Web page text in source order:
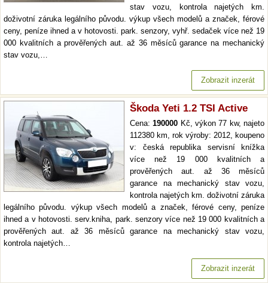
stav vozu, kontrola najetých km.
doživotní záruka legálního původu. výkup všech modelů a značek, férové
ceny, peníze ihned a v hotovosti. park. senzory, vyhř. sedaček více než 19
000 kvalitních a prověřených aut. až 36 měsíců garance na mechanický
stav vozu,…
Zobrazit inzerát
Škoda Yeti 1.2 TSI Active
Cena:190000 Kč, výkon 77 kw, najeto
112380 km, rok výroby: 2012, koupeno
v: česká republika servisní knížka
více než 19 000 kvalitních a
prověřených aut. až 36 měsíců
garance na mechanický stav vozu,
kontrola najetých km. doživotní záruka
legálního původu. výkup všech modelů a značek, férové ceny, peníze
ihned a v hotovosti. serv.kniha, park. senzory více než 19 000 kvalitních a
prověřených aut. až 36 měsíců garance na mechanický stav vozu,
kontrola najetých…
Zobrazit inzerát